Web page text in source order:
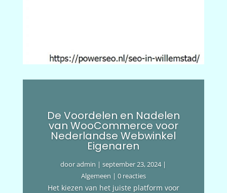
De Voordelen en Nadelen
van WooCommerce voor
Nederlandse Webwinkel
Eigenaren
dooradmin |september 23, 2024|
Algemeen | 0 reacties
Het kiezen van het juiste platform voor